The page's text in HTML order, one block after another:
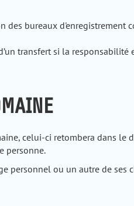
des bureaux d'enregistrement
transfert si la responsabilité
celui-ci retombera dans le
personne.
personnel ou un autre de ses